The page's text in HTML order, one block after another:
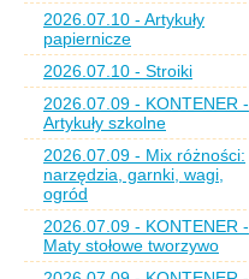
2026.07.10 - Artykuły
papiernicze
2026.07.10 - Stroiki
2026.07.09 - KONTENER -
Artykuły szkolne
2026.07.09 - Mix różności:
narzędzia, garnki, wagi,
ogród
2026.07.09 - KONTENER -
Maty stołowe tworzywo